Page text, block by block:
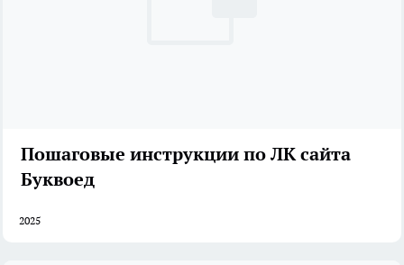
Пошаговые инструкции по ЛК сайта
Буквоед
2025